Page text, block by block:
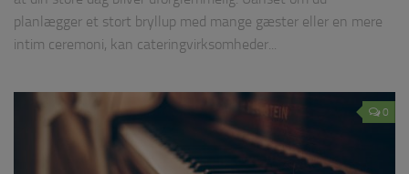
planlægger et stort bryllup med mange gæster eller en mere
intim ceremoni, kan cateringvirksomheder...
0